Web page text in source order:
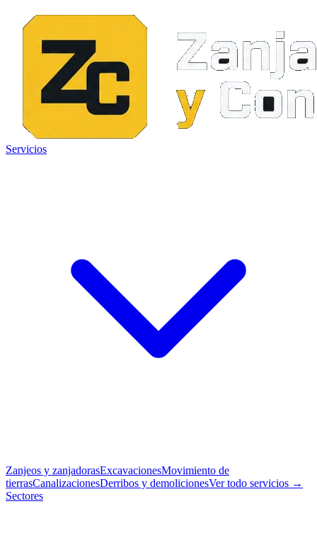
Servicios
Zanjeos y zanjadorasExcavacionesMovimiento de
tierrasCanalizacionesDerribos y demolicionesVer todo servicios →
Sectores